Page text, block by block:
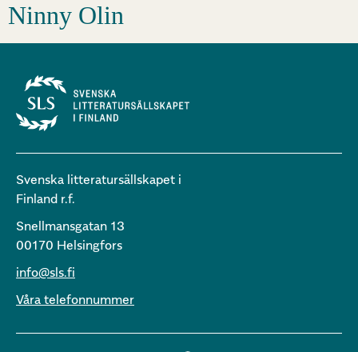
Ninny Olin
Svenska litteratursällskapet i
Finland r.f.
Snellmansgatan 13
00170 Helsingfors
info@sls.fi
Våra telefonnummer